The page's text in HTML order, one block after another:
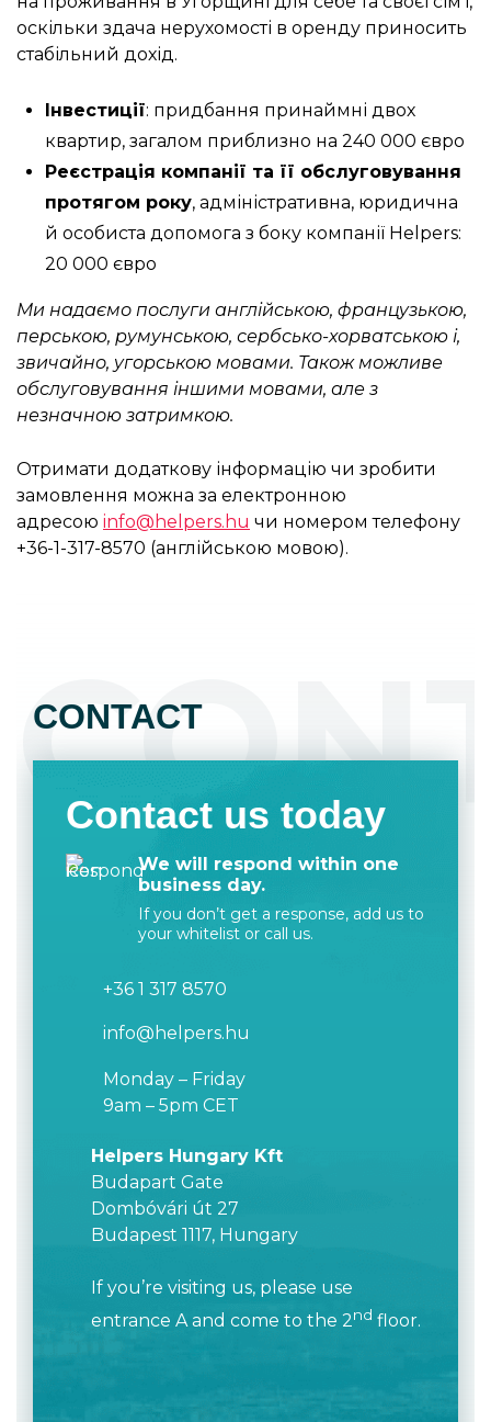
оскільки здача нерухомості в оренду приносить
стабільний дохід.
Інвестиції: придбання принаймні двох
квартир, загалом приблизно на 240 000 євро
Реєстрація компанії та її обслуговування
протягом року, адміністративна, юридична
й особиста допомога з боку компанії Helpers:
20 000 євро
Ми надаємо послуги англійською, французькою,
перською, румунською, сербсько-хорватською і,
звичайно, угорською мовами. Також можливе
обслуговування іншими мовами, але з
незначною затримкою.
Отримати додаткову інформацію чи зробити
замовлення можна за електронною
адресою info@helpers.hu чи номером телефону
+36-1-317-8570 (англійською мовою).
CONTACT
Contact us today
We will respond within one
business day.
If you don’t get a response, add us to
your whitelist or call us.
+36 1 317 8570
info@helpers.hu
Monday – Friday
9am – 5pm CET
Helpers Hungary Kft
Budapart Gate
Dombóvári út 27
Budapest 1117, Hungary
If you’re visiting us, please use
entrance A and come to the 2nd floor.